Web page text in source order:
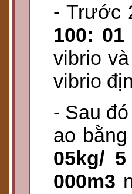
- Trước
100:
vibrio
vibrio
- Sau
ao
05kg/ 5
000m3